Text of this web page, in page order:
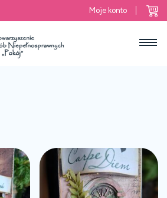
Moje konto